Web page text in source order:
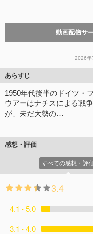
動画配信サ
2026年
あらすじ
1950年代後半のドイツ・
ウアーはナチスによる戦
が、未だ大勢の…
感想・評価
すべての感想・評
3.4
4.1 - 5.0
3.1 - 4.0